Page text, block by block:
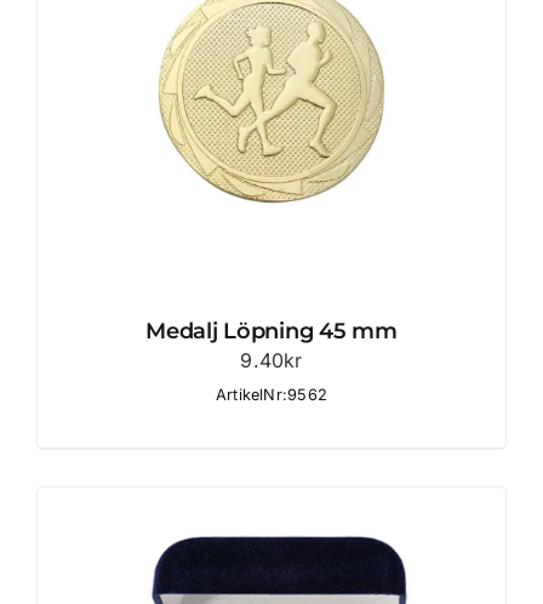
Medalj Löpning 45 mm
9.40kr
ArtikelNr:9562